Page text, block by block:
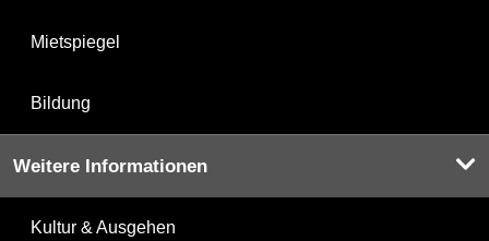
Mietspiegel
Bildung
Weitere Informationen
Kultur & Ausgehen